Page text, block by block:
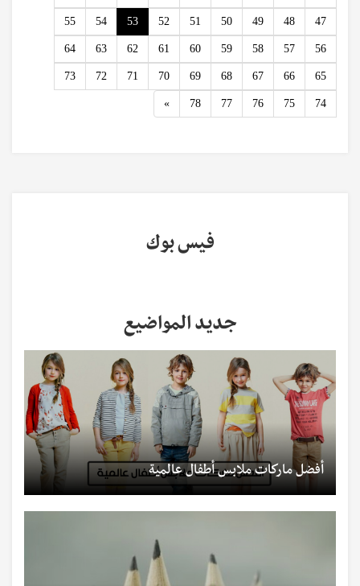
47
48
49
50
51
52
53
54
55
56
57
58
59
60
61
62
63
64
65
66
67
68
69
70
71
72
73
74
75
76
77
78
»
Next
فيس بوك
جديد المواضيع
أفضل ماركات ملابس أطفال عالمية